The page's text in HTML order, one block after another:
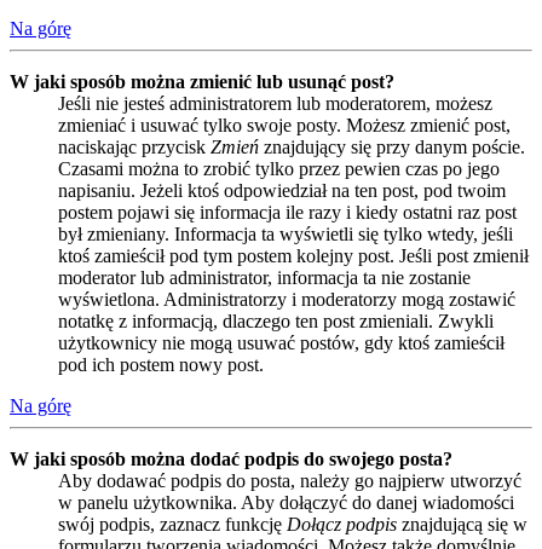
Na górę
W jaki sposób można zmienić lub usunąć post?
Jeśli nie jesteś administratorem lub moderatorem, możesz
zmieniać i usuwać tylko swoje posty. Możesz zmienić post,
naciskając przycisk Zmień znajdujący się przy danym poście.
Czasami można to zrobić tylko przez pewien czas po jego
napisaniu. Jeżeli ktoś odpowiedział na ten post, pod twoim
postem pojawi się informacja ile razy i kiedy ostatni raz post
był zmieniany. Informacja ta wyświetli się tylko wtedy, jeśli
ktoś zamieścił pod tym postem kolejny post. Jeśli post zmienił
moderator lub administrator, informacja ta nie zostanie
wyświetlona. Administratorzy i moderatorzy mogą zostawić
notatkę z informacją, dlaczego ten post zmieniali. Zwykli
użytkownicy nie mogą usuwać postów, gdy ktoś zamieścił
pod ich postem nowy post.
Na górę
W jaki sposób można dodać podpis do swojego posta?
Aby dodawać podpis do posta, należy go najpierw utworzyć
w panelu użytkownika. Aby dołączyć do danej wiadomości
swój podpis, zaznacz funkcję Dołącz podpis znajdującą się w